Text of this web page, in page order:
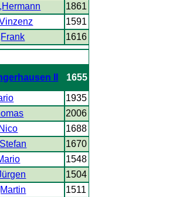
1861
1591
1616
II 1655
1935
2006
1688
1670
1548
1504
1511